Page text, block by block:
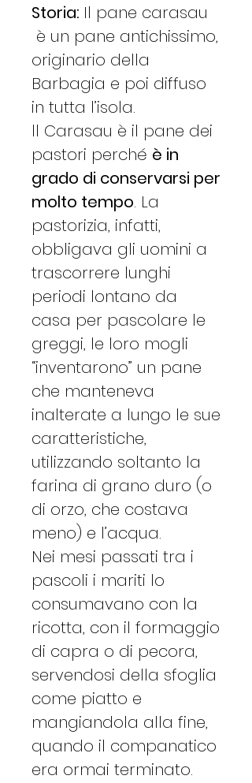
Storia: Il pane carasau
è un pane antichissimo,
originario della
Barbagia e poi diffuso
in tutta l’isola.
ll Carasau è il pane dei
pastori perché è in
grado di conservarsi per
molto tempo. La
pastorizia, infatti,
obbligava gli uomini a
trascorrere lunghi
periodi lontano da
casa per pascolare le
greggi, le loro mogli
“inventarono” un pane
che manteneva
inalterate a lungo le sue
caratteristiche,
utilizzando soltanto la
farina di grano duro (o
di orzo, che costava
meno) e l’acqua.
Nei mesi passati tra i
pascoli i mariti lo
consumavano con la
ricotta, con il formaggio
di capra o di pecora,
servendosi della sfoglia
come piatto e
mangiandola alla fine,
quando il companatico
era ormai terminato.